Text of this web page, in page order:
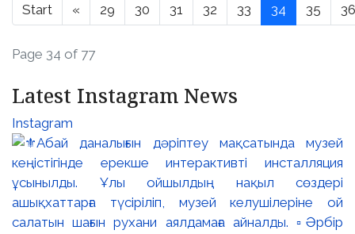
Start « 29 30 31 32 33 34 35 36
Page 34 of 77
Latest Instagram News
Instagram